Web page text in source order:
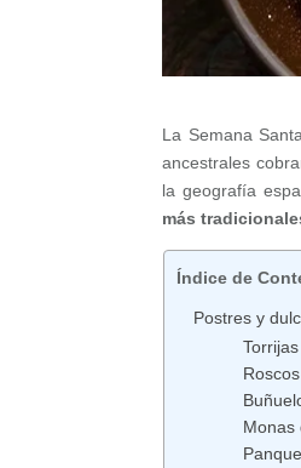
La Semana
ancestrales
la geografía
más
Índice de
Postres y
Torrijas
Monas